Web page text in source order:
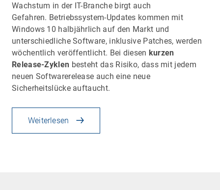
Wachstum in der IT-Branche birgt auch
Gefahren. Betriebssystem-Updates kommen mit
Windows 10 halbjährlich auf den Markt und
unterschiedliche Software, inklusive Patches, werden
wöchentlich veröffentlicht. Bei diesen kurzen
Release-Zyklen besteht das Risiko, dass mit jedem
neuen Softwarerelease auch eine neue
Sicherheitslücke auftaucht.
Weiterlesen